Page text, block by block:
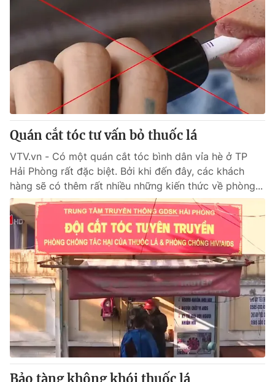
Quán cắt tóc tư vấn bỏ thuốc lá
VTV.vn - Có một quán cắt tóc bình dân vỉa hè ở TP
Hải Phòng rất đặc biệt. Bởi khi đến đây, các khách
hàng sẽ có thêm rất nhiều những kiến thức về phòng...
Bảo tàng không khói thuốc lá